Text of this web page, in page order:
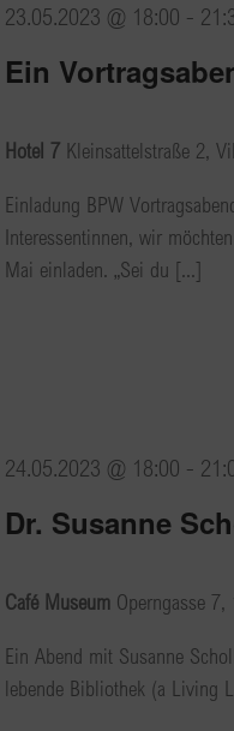
Ein
23.05.2023 @ 18:00 -
Hotel 7 Kleinsattelstraße 2,
Einladung BPW
Interessentinnen, wir
Mai einladen. „Sei du [...]
Dr. Susanne
24.05.2023 @ 18:00 -
Café Museum Operngasse
Ein Abend mit Susanne
lebende Bibliothek (a Living